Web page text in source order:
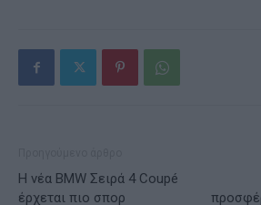
Η νέα BMW Σειρά 4 Coupé
έρχεται πιο σπορ